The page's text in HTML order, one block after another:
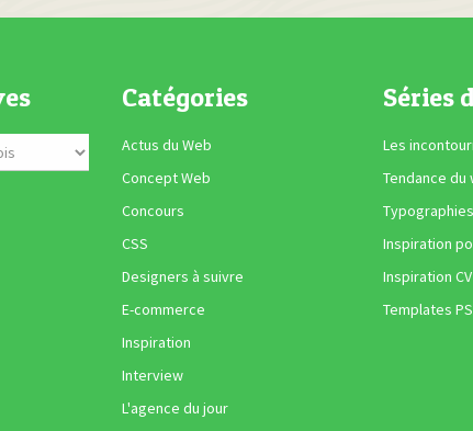
Catégories
Actus du Web
Concept Web
Concours
CSS
Designers à suivre
E-commerce
Inspiration
Interview
L'agence du jour
Séries
Les
Tendance du
Inspiration
Inspiration CV
Templates